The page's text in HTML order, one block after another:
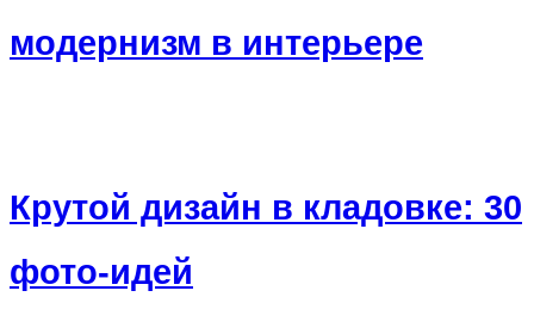
модернизм в интерьере
Крутой дизайн в кладовке: 30
фото-идей